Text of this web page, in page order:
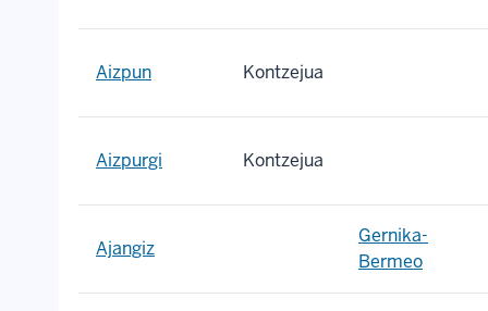
Aizpun Kontzejua
Aizpurgi Kontzejua
Ajangiz
Gernika-
Bermeo